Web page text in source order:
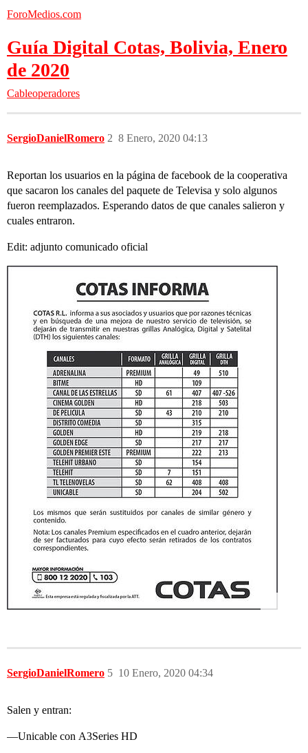
ForoMedios.com
Guía Digital Cotas, Bolivia, Enero
de 2020
Cableoperadores
SergioDanielRomero 8 Enero, 2020 04:13
2
Reportan los usuarios en la página de facebook de la cooperativa
que sacaron los canales del paquete de Televisa y solo algunos
fueron reemplazados. Esperando datos de que canales salieron y
cuales entraron.
Edit: adjunto comunicado oficial
SergioDanielRomero 10 Enero, 2020 04:34
5
Salen y entran:
—Unicable con A3Series HD